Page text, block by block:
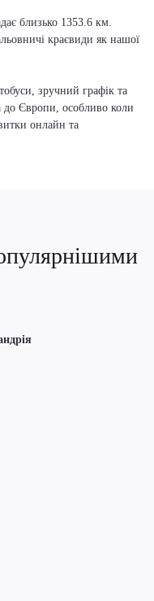
близько 1353.6 км.
краєвиди як нашої
зручний графік та
до Європи, особливо коли
онлайн та